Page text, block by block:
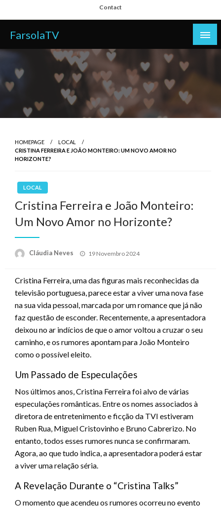
to
content
Contact
FarsolaTV
HOMEPAGE
LOCAL
CRISTINA FERREIRA E JOÃO MONTEIRO: UM NOVO AMOR NO
HORIZONTE?
LOCAL
Cristina Ferreira e João Monteiro:
Um Novo Amor no Horizonte?
Cláudia Neves
Posted
19 Novembro 2024
Cristina Ferreira, uma das figuras mais reconhecidas da
televisão portuguesa, parece estar a viver uma nova fase
na sua vida pessoal, marcada por um romance que já não
faz questão de esconder. Recentemente, a apresentadora
deixou no ar indícios de que o amor voltou a cruzar o seu
caminho, e os rumores apontam para João Monteiro
como o possível eleito.
Um Passado de Especulações
Nos últimos anos, Cristina Ferreira foi alvo de várias
especulações românticas. Entre os nomes associados à
diretora de entretenimento e ficção da TVI estiveram
Ruben Rua, Miguel Cristovinho e Bruno Cabrerizo. No
entanto, todos esses rumores nunca se confirmaram.
Agora, ao que tudo indica, a apresentadora poderá estar
a viver uma relação séria.
A Revelação Durante o “Cristina Talks”
O momento que acendeu os rumores ocorreu no evento